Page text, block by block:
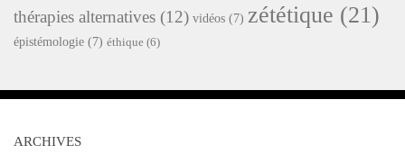
thérapies alternatives (12) vidéos (7) zététique (21)
épistémologie (7) éthique (6)
ARCHIVES